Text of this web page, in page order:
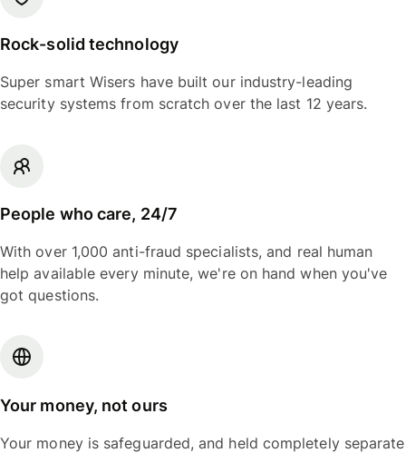
Rock-solid technology
Super smart Wisers have built our industry-leading
security systems from scratch over the last 12 years.
People who care, 24/7
With over 1,000 anti-fraud specialists, and real human
help available every minute, we're on hand when you've
got questions.
Your money, not ours
Your money is safeguarded, and held completely separate